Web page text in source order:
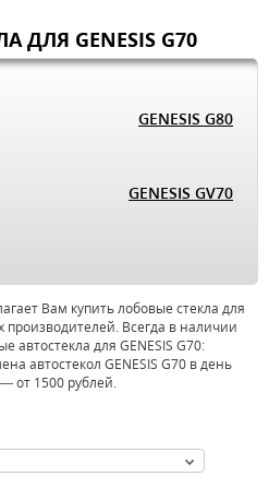
ДЛЯ GENESIS G70
GENESIS G80
GENESIS GV70
Вам купить лобовые стекла для
производителей. Всегда в наличии
для GENESIS G70:
автостекол GENESIS G70 в день
от 1500 рублей.